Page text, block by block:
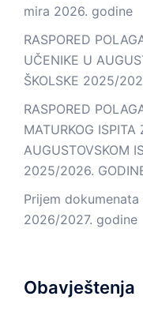
mira 2026. godine
RASPORED
UČENIKE U
ŠKOLSKE 2025/
RASPORED
MATURKOG
AUGUSTOVSKOM
2025/2026.
Prijem
2026/2027. godine
Obavještenja